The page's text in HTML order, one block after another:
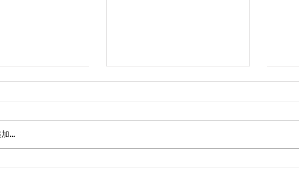
ラブ@宇治城陽
かけっこクラブ@宇治城陽
中
加…